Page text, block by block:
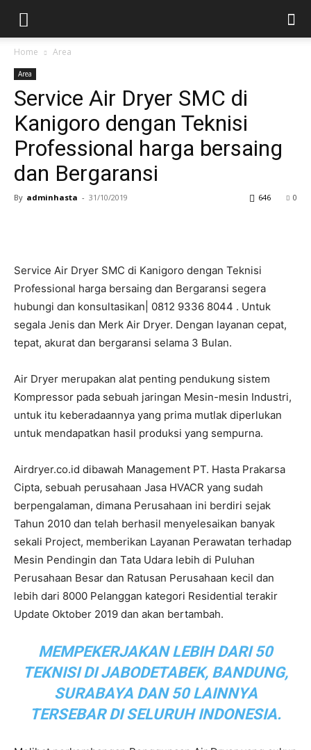
Home Area
Area
Service Air Dryer SMC di
Kanigoro dengan Teknisi
Professional harga bersaing
dan Bergaransi
By adminhasta - 31/10/2019 0
646
Service Air Dryer SMC di Kanigoro dengan Teknisi
Professional harga bersaing dan Bergaransi segera
hubungi dan konsultasikan| 0812 9336 8044 . Untuk
segala Jenis dan Merk Air Dryer. Dengan layanan cepat,
tepat, akurat dan bergaransi selama 3 Bulan.
Air Dryer merupakan alat penting pendukung sistem
Kompressor pada sebuah jaringan Mesin-mesin Industri,
untuk itu keberadaannya yang prima mutlak diperlukan
untuk mendapatkan hasil produksi yang sempurna.
Airdryer.co.id dibawah Management PT. Hasta Prakarsa
Cipta, sebuah perusahaan Jasa HVACR yang sudah
berpengalaman, dimana Perusahaan ini berdiri sejak
Tahun 2010 dan telah berhasil menyelesaikan banyak
sekali Project, memberikan Layanan Perawatan terhadap
Mesin Pendingin dan Tata Udara lebih di Puluhan
Perusahaan Besar dan Ratusan Perusahaan kecil dan
lebih dari 8000 Pelanggan kategori Residential terakir
Update Oktober 2019 dan akan bertambah.
MEMPEKERJAKAN LEBIH DARI 50
TEKNISI DI JABODETABEK, BANDUNG,
SURABAYA DAN 50 LAINNYA
TERSEBAR DI SELURUH INDONESIA.